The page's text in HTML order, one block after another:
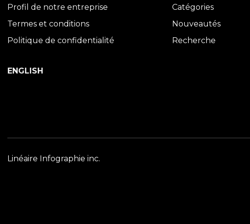
Profil de notre entreprise
Termes et conditions
Politique de confidentialité
Catégories
Nouveautés
Recherche
ENGLISH
Linéaire Infographie inc.